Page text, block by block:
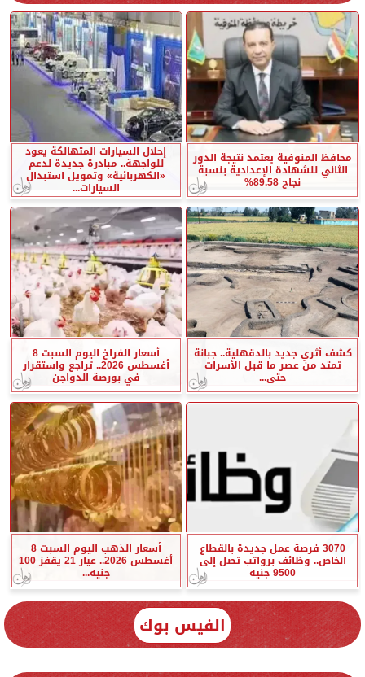
محافظ المنوفية يعتمد نتيجة الدور
الثاني للشهادة الإعدادية بنسبة
نجاح 89.58%
إحلال السيارات المتهالكة يعود
للواجهة.. مبادرة جديدة لدعم
«الكهربائية» وتمويل استبدال
السيارات...
كشف أثري جديد بالدقهلية.. جبانة
تمتد من عصر ما قبل الأسرات
حتى...
أسعار الفراخ اليوم السبت 8
أغسطس 2026.. تراجع واستقرار
في بورصة الدواجن
3070 فرصة عمل جديدة بالقطاع
الخاص.. وظائف برواتب تصل إلى
9500 جنيه
أسعار الذهب اليوم السبت 8
أغسطس 2026.. عيار 21 يقفز 100
جنيه...
الفيس بوك